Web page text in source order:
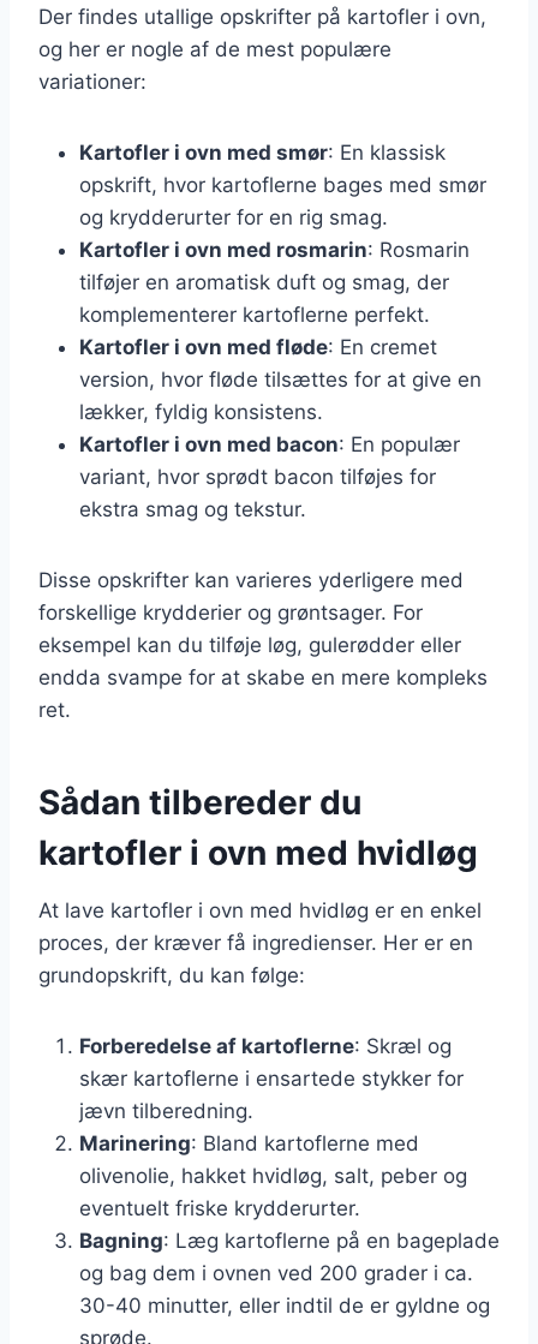
Der findes utallige opskrifter på kartofler i ovn,
og her er nogle af de mest populære
variationer:
Kartofler i ovn med smør: En klassisk
opskrift, hvor kartoflerne bages med smør
og krydderurter for en rig smag.
Kartofler i ovn med rosmarin: Rosmarin
tilføjer en aromatisk duft og smag, der
komplementerer kartoflerne perfekt.
Kartofler i ovn med fløde: En cremet
version, hvor fløde tilsættes for at give en
lækker, fyldig konsistens.
Kartofler i ovn med bacon: En populær
variant, hvor sprødt bacon tilføjes for
ekstra smag og tekstur.
Disse opskrifter kan varieres yderligere med
forskellige krydderier og grøntsager. For
eksempel kan du tilføje løg, gulerødder eller
endda svampe for at skabe en mere kompleks
ret.
Sådan tilbereder du
kartofler i ovn med hvidløg
At lave kartofler i ovn med hvidløg er en enkel
proces, der kræver få ingredienser. Her er en
grundopskrift, du kan følge:
Forberedelse af kartoflerne: Skræl og
skær kartoflerne i ensartede stykker for
jævn tilberedning.
Marinering: Bland kartoflerne med
olivenolie, hakket hvidløg, salt, peber og
eventuelt friske krydderurter.
Bagning: Læg kartoflerne på en bageplade
og bag dem i ovnen ved 200 grader i ca.
30-40 minutter, eller indtil de er gyldne og
sprøde.